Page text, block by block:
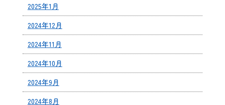
2025年1月
2024年12月
2024年11月
2024年10月
2024年9月
2024年8月